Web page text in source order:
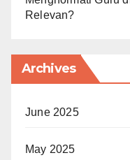
Relevan?
Archives
June 2025
May 2025